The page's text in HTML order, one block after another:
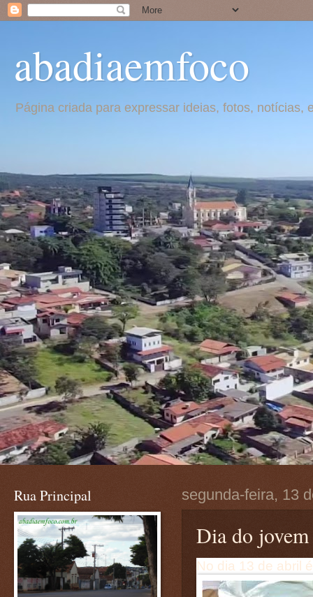
abadiaemfoco
Página criada para expressar ideias, fotos,
segunda-feira, 13
Dia do jovem
No dia 13 de abril
Rua Principal